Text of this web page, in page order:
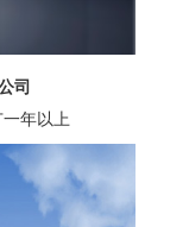
司
年以上